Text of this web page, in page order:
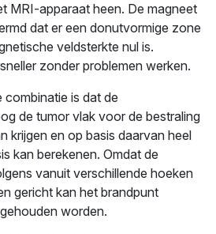
MRI-apparaat heen. De magneet
dat er een donutvormige zone
veldsterkte nul is.
zonder problemen werken.
is dat de
de tumor vlak voor de bestraling
krijgen en op basis daarvan heel
kan berekenen. Omdat de
vanuit verschillende hoeken
gericht kan het brandpunt
worden.